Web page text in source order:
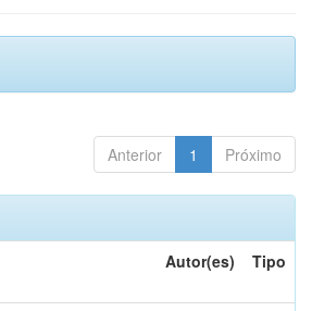
Anterior 1 Próximo
Autor(es) Tipo